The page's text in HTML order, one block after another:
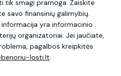
tik smagi pramoga. Žaiskite
savo finansinių galimybių.
yra informacinio
organizatoriai. Jei jaučiate,
pagalbos kreipkitės
losti.lt